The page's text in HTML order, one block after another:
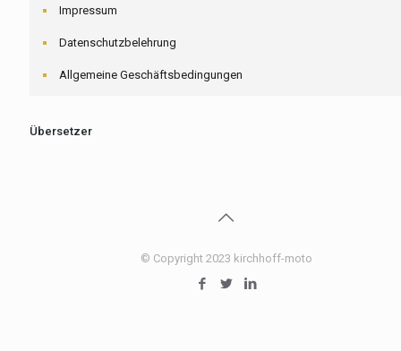
Impressum
Datenschutzbelehrung
Allgemeine Geschäftsbedingungen
Übersetzer
© Copyright 2023 kirchhoff-moto